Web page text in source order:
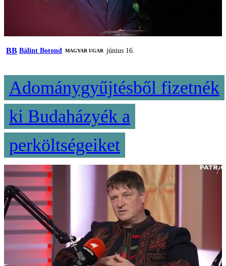
BB Bálint Botond MAGYAR UGAR június 16.
Adománygyűjtésből fizetnék
ki Budaházyék a
perköltségeiket